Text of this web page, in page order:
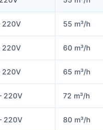
220V 55 m³/h
220V 60 m³/h
220V 65 m³/h
220V 72 m³/h
220V 80 m³/h